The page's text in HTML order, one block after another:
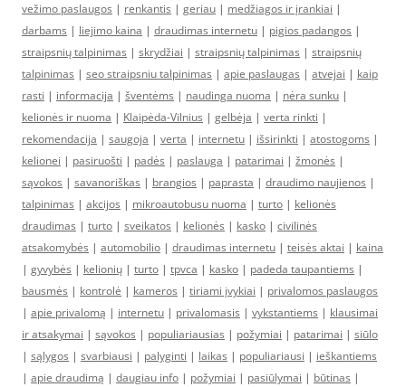
vežimo paslaugos | renkantis | geriau | medžiagos ir įrankiai |
darbams | liejimo kaina | draudimas internetu | pigios padangos |
straipsnių talpinimas | skrydžiai | straipsnių talpinimas | straipsnių
talpinimas | seo straipsniu talpinimas | apie paslaugas | atvejai | kaip
rasti | informacija | šventėms | naudinga nuoma | nėra sunku |
kelionės ir nuoma | Klaipėda-Vilnius | gelbėja | verta rinkti |
rekomendacija | saugoja | verta | internetu | išsirinkti | atostogoms |
kelionei | pasiruošti | padės | paslauga | patarimai | žmonės |
sąvokos | savanoriškas | brangios | paprasta | draudimo naujienos |
talpinimas | akcijos | mikroautobusu nuoma | turto | kelionės
draudimas | turto | sveikatos | kelionės | kasko | civilinės
atsakomybės | automobilio | draudimas internetu | teisės aktai | kaina
| gyvybės | kelionių | turto | tpvca | kasko | padeda taupantiems |
bausmės | kontrolė | kameros | tiriami įvykiai | privalomos paslaugos
| apie privalomą | internetu | privalomasis | vykstantiems | klausimai
ir atsakymai | sąvokos | populiariausias | požymiai | patarimai | siūlo
| sąlygos | svarbiausi | palyginti | laikas | populiariausi | ieškantiems
| apie draudimą | daugiau info | požymiai | pasiūlymai | būtinas |